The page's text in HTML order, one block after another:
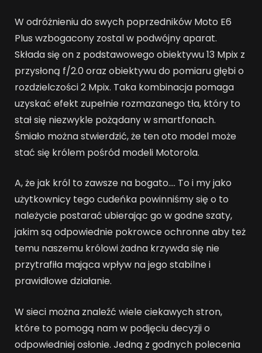
W odróżnieniu do swych poprzedników Moto E6
Plus wzbogacony zostal w podwójny aparat.
Składa się on z podstawowego obiektywu 13 Mpix z
przysłoną f/2.0 oraz obiektywu do pomiaru głębi o
rozdzielczości 2 Mpix. Taka kombinacja pomaga
uzyskać efekt zupełnie rozmazanego tła, który to
stał się niezwykle pożądany w smartfonach.
Śmiało można stwierdzić, że ten oto model może
stać się królem pośród modeli Motorola.
A, że jak król to zawsze na bogato…. To i my jako
użytkownicy tego cudeńka powinniśmy się o to
należycie postarać ubierając go w godne szaty,
jakim są odpowiednie pokrowce ochronne aby też
temu naszemu królowi żadna krzywda się nie
przytrafiła mająca wpływ na jego stabilne i
prawidłowe działanie.
W sieci można znaleźć wiele ciekawych stron,
które to pomogą nam w podjęciu decyzji o
odpowiedniej osłonie. Jedną z godnych polecenia